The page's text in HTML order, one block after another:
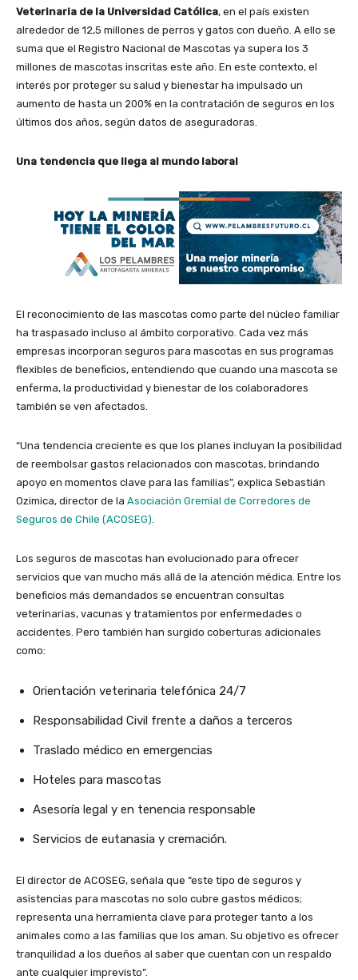
Veterinaria de la Universidad Católica, en el país existen
alrededor de 12,5 millones de perros y gatos con dueño. A ello se
suma que el Registro Nacional de Mascotas ya supera los 3
millones de mascotas inscritas este año. En este contexto, el
interés por proteger su salud y bienestar ha impulsado un
aumento de hasta un 200% en la contratación de seguros en los
últimos dos años, según datos de aseguradoras.
Una tendencia que llega al mundo laboral
El reconocimiento de las mascotas como parte del núcleo familiar
ha traspasado incluso al ámbito corporativo. Cada vez más
empresas incorporan seguros para mascotas en sus programas
flexibles de beneficios, entendiendo que cuando una mascota se
enferma, la productividad y bienestar de los colaboradores
también se ven afectados.
“Una tendencia creciente es que los planes incluyan la posibilidad
de reembolsar gastos relacionados con mascotas, brindando
apoyo en momentos clave para las familias”, explica Sebastián
Ozimica, director de la Asociación Gremial de Corredores de
Seguros de Chile (ACOSEG).
Los seguros de mascotas han evolucionado para ofrecer
servicios que van mucho más allá de la atención médica. Entre los
beneficios más demandados se encuentran consultas
veterinarias, vacunas y tratamientos por enfermedades o
accidentes. Pero también han surgido coberturas adicionales
como:
Orientación veterinaria telefónica 24/7
Responsabilidad Civil frente a daños a terceros
Traslado médico en emergencias
Hoteles para mascotas
Asesoría legal y en tenencia responsable
Servicios de eutanasia y cremación.
El director de ACOSEG, señala que “este tipo de seguros y
asistencias para mascotas no solo cubre gastos médicos;
representa una herramienta clave para proteger tanto a los
animales como a las familias que los aman. Su objetivo es ofrecer
tranquilidad a los dueños al saber que cuentan con un respaldo
ante cualquier imprevisto”.